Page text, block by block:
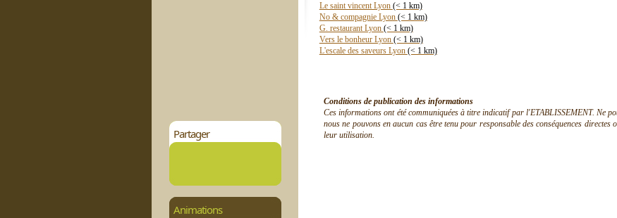
Partager
Animations
Le saint vincent Lyon (< 1 km)
No & compagnie Lyon (< 1 km)
G. restaurant Lyon (< 1 km)
Vers le bonheur Lyon (< 1 km)
L'escale des saveurs Lyon (< 1 km)
Conditions de publication des informations
Ces informations ont été communiquées à titre indicatif par l'ETABLISSEMENT. Ne
nous ne pouvons en aucun cas être tenu pour responsable des conséquences
leur utilisation.